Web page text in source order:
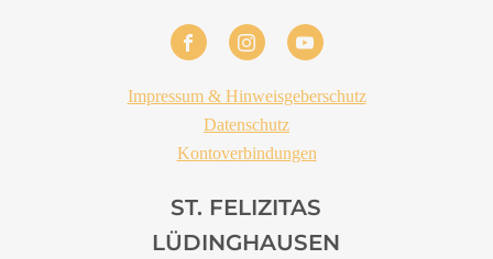
Impressum & Hinweisgeberschutz
Datenschutz
Kontoverbindungen
ST. FELIZITAS
LÜDINGHAUSEN